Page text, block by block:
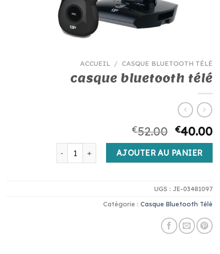
ACCUEIL / CASQUE BLUETOOTH TÉLÉ
casque bluetooth télé
€52.00 €40.00
quantité de casque bluetooth télé
AJOUTER AU PANIER
UGS : JE-03481097
Catégorie : Casque Bluetooth Télé